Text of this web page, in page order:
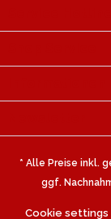
* Alle Preise inkl.
ggf.
Cookie settings